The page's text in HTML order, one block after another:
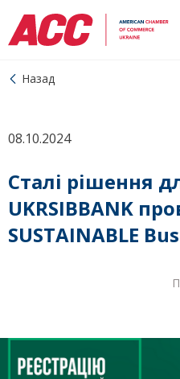
Назад
08.10.2024
Сталі рішення
UKRSIBBANK
SUSTAINABLE